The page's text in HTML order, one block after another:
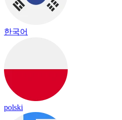
한국어
polski